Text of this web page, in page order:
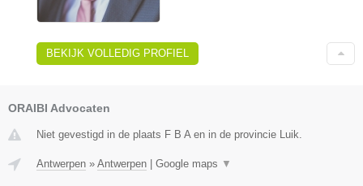
BEKIJK VOLLEDIG PROFIEL
ORAIBI Advocaten
Niet gevestigd in de plaats F B A en in de provincie Luik.
Antwerpen » Antwerpen | Google maps ▼